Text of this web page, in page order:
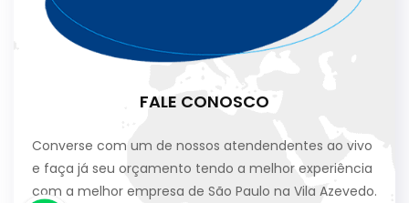
FALE CONOSCO
Converse com um de nossos atendendentes ao vivo
e faça já seu orçamento tendo a melhor experiência
com a melhor empresa de São Paulo na Vila Azevedo.